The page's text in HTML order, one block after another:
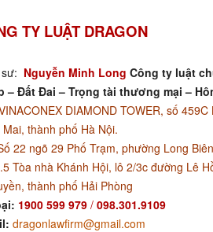
TY LUẬT DRAGON
Nguyễn Minh Long Công ty luật
Đất Đai – Trọng tài thương mại –
DIAMOND TOWER, số
Mai, thành phố Hà Nội.
22 ngõ 29 Phố Trạm, phường Long
Tòa nhà Khánh Hội, lô 2/3c đường Lê
thành phố Hải Phòng
1900 599 979/ 098.301.9109
dragonlawfirm@gmail.com